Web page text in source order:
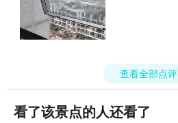
查看全部点评
看了该景点的人还看了